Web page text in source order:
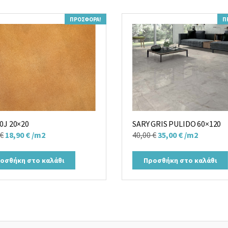
ΠΡΟΣΦΟΡΆ!
20×20
€ Original
was:
24,00 €.
18,90€Η
τιμή
είναι:
18,90 €.
/m2
στο καλάθι
SARY GRIS PULIDO 60×120
40,00€Original
was:
40,00 €.
35,00€Η
τιμή
είναι:
35,00 €.
/m2
Προσθήκη στο καλάθι